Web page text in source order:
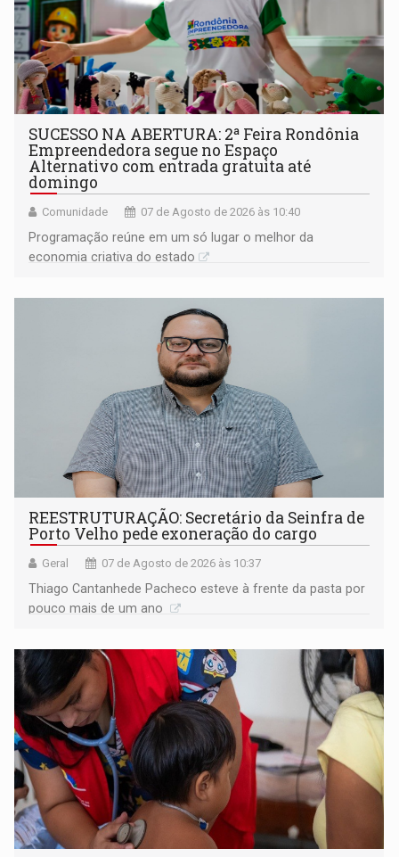
SUCESSO NA ABERTURA: 2ª Feira Rondônia
Empreendedora segue no Espaço
Alternativo com entrada gratuita até
domingo
Comunidade 07 de Agosto de 2026 às 10:40
Programação reúne em um só lugar o melhor da
economia criativa do estado
REESTRUTURAÇÃO: Secretário da Seinfra de
Porto Velho pede exoneração do cargo
Geral 07 de Agosto de 2026 às 10:37
Thiago Cantanhede Pacheco esteve à frente da pasta por
pouco mais de um ano